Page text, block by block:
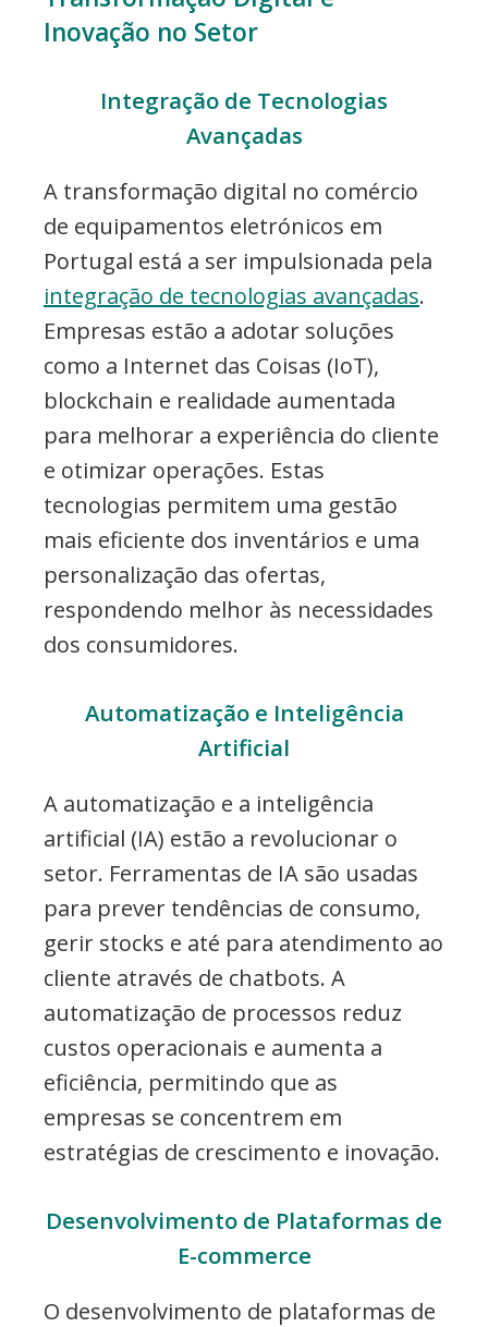
Inovação no Setor
Integração de Tecnologias
Avançadas
A transformação digital no comércio
de equipamentos eletrónicos em
Portugal está a ser impulsionada pela
integração de tecnologias avançadas.
Empresas estão a adotar soluções
como a Internet das Coisas (IoT),
blockchain e realidade aumentada
para melhorar a experiência do cliente
e otimizar operações. Estas
tecnologias permitem uma gestão
mais eficiente dos inventários e uma
personalização das ofertas,
respondendo melhor às necessidades
dos consumidores.
Automatização e Inteligência
Artificial
A automatização e a inteligência
artificial (IA) estão a revolucionar o
setor. Ferramentas de IA são usadas
para prever tendências de consumo,
gerir stocks e até para atendimento ao
cliente através de chatbots. A
automatização de processos reduz
custos operacionais e aumenta a
eficiência, permitindo que as
empresas se concentrem em
estratégias de crescimento e inovação.
Desenvolvimento de Plataformas de
E-commerce
O desenvolvimento de plataformas de